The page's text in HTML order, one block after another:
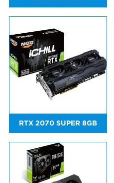
RTX 2070 SUPER 8GB